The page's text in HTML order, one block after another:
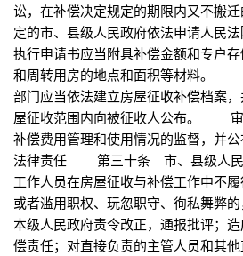
讼，在补偿决定规定的期限内又不搬
定的市、县级人民政府依法申请人
执行申请书应当附具补偿金额和专户
和周转用房的地点和面积等材料。
部门应当依法建立房屋征收补偿档案
屋征收范围内向被征收人公布。 审
补偿费用管理和使用情况的监督，并
法律责任 第三十条 市、县级人民
工作人员在房屋征收与补偿工作中不履
或者滥用职权、玩忽职守、徇私舞弊
本级人民政府责令改正，通报批评；
偿责任；对直接负责的主管人员和其